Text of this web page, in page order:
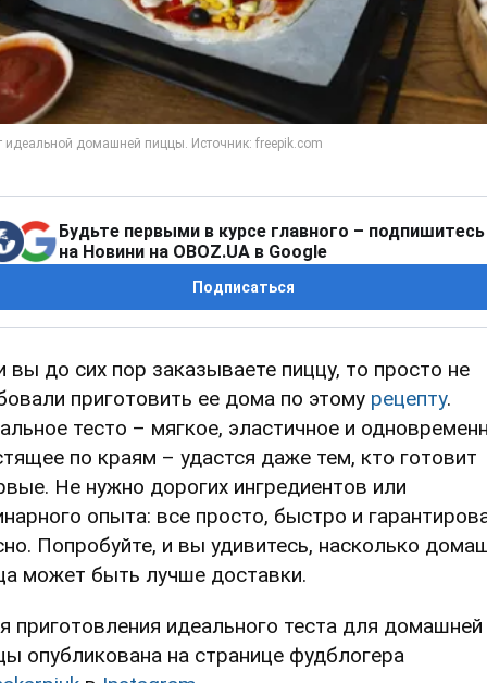
Будьте первыми в курсе главного – подпишитесь
на Новини на OBOZ.UA в Google
Подписаться
вы до сих пор заказываете пиццу, то просто не
приготовить ее дома по этому рецепту.
тесто – мягкое, эластичное и
по краям – удастся даже тем, кто готовит
Не нужно дорогих ингредиентов или
опыта: все просто, быстро и
Попробуйте, и вы удивитесь, насколько
может быть лучше доставки.
приготовления идеального теста для домашней
опубликована на странице фудблогера